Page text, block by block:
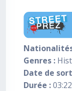
Genres :
Date de
Durée :